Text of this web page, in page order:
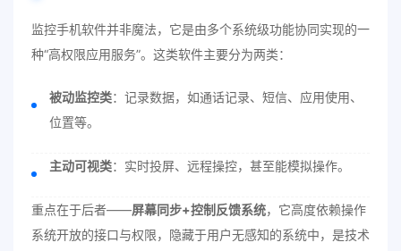
监控手机软件并非魔法，它是由多个系统级功能协同实现的一
种“高权限应用服务”。这类软件主要分为两类：
被动监控类：记录数据，如通话记录、短信、应用使用、
位置等。
主动可视类：实时投屏、远程操控，甚至能模拟操作。
重点在于后者——屏幕同步+控制反馈系统，它高度依赖操作
系统开放的接口与权限，隐藏于用户无感知的系统中，是技术